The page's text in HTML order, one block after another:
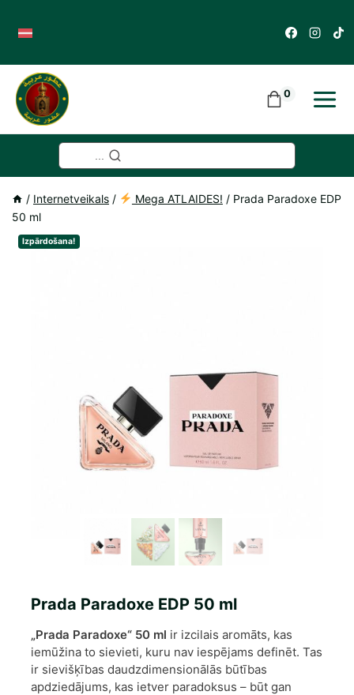
content
0
/ Internetveikals / Mega ATLAIDES! / Prada Paradoxe EDP
50 ml
Izpārdošana!
Prada Paradoxe EDP 50 ml
„Prada Paradoxe“ 50 ml ir izcilais aromāts, kas
iemūžina to sievieti, kuru nav iespējams definēt. Tas
ir sievišķības daudzdimensionālās būtības
apdziedājums, kas ietver paradoksus – būt gan